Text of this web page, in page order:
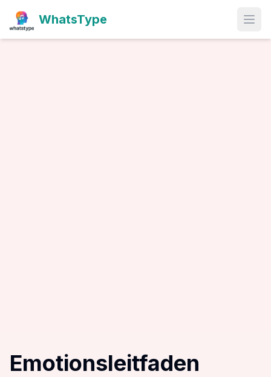
WhatsType
Emotionsleitfaden